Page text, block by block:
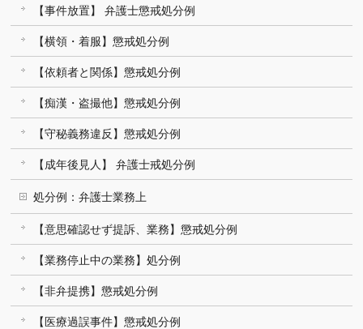
【事件放置】 弁護士懲戒処分例
【横領・着服】懲戒処分例
【依頼者と関係】懲戒処分例
【痴漢・盗撮他】懲戒処分例
【守秘義務違反】懲戒処分例
【成年後見人】 弁護士戒処分例
処分例：弁護士業務上
【意思確認せず提訴、業務】懲戒処分例
【業務停止中の業務】処分例
【非弁提携】懲戒処分例
【医療過誤事件】懲戒処分例